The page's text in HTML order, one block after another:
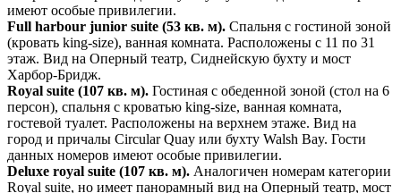
имеют особые привилегии.
Full harbour junior suite (53 кв. м). Спальня с гостиной зоной
(кровать king-size), ванная комната. Расположены с 11 по 31
этаж. Вид на Оперный театр, Сиднейскую бухту и мост
Харбор-Бридж.
Royal suite (107 кв. м). Гостиная с обеденной зоной (стол на 6
персон), спальня с кроватью king-size, ванная комната,
гостевой туалет. Расположены на верхнем этаже. Вид на
город и причалы Circular Quay или бухту Walsh Bay. Гости
данных номеров имеют особые привилегии.
Deluxe royal suite (107 кв. м). Аналогичен номерам категории
Royal suite, но имеет панорамный вид на Оперный театр, мост